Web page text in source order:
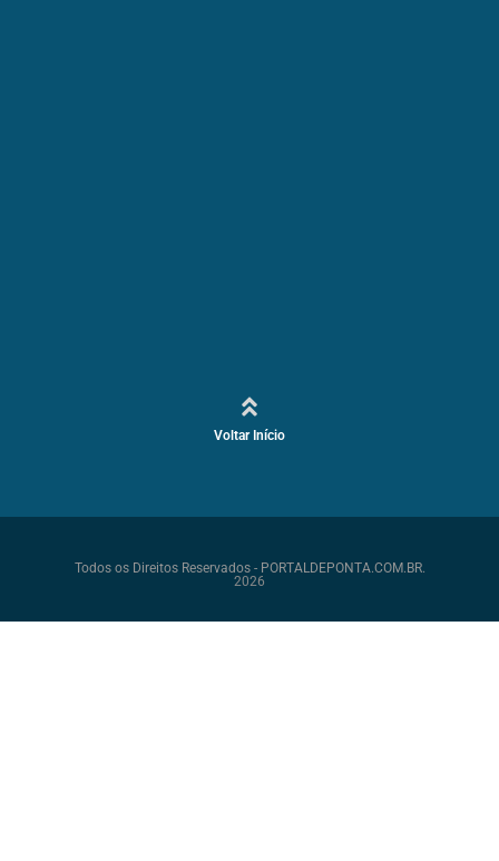
Voltar Início
Todos os Direitos Reservados - PORTALDEPONTA.COM.BR.
2026